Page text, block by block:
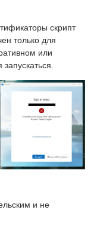
скрипт
только для
или
и не